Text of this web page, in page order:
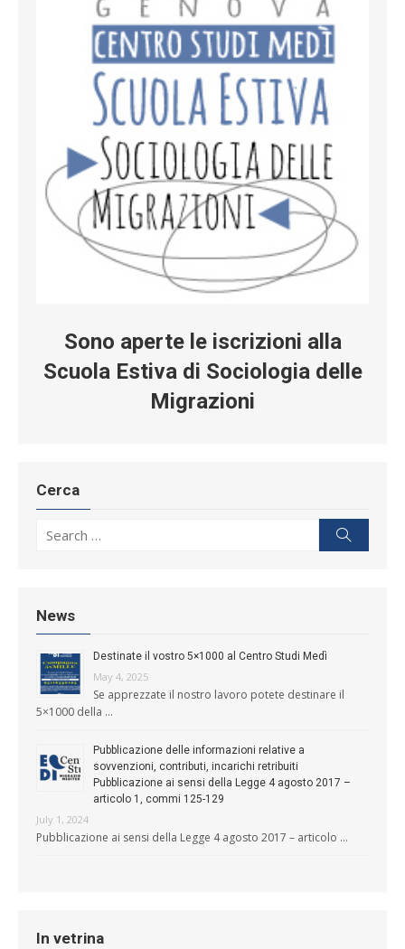
Sono aperte le iscrizioni alla
Scuola Estiva di Sociologia delle
Migrazioni
Cerca
News
Destinate il vostro 5×1000 al Centro Studi Medì
May 4, 2025
Se apprezzate il nostro lavoro potete destinare il
5×1000 della …
Pubblicazione delle informazioni relative a
sovvenzioni, contributi, incarichi retribuiti
Pubblicazione ai sensi della Legge 4 agosto 2017 –
articolo 1, commi 125-129
July 1, 2024
Pubblicazione ai sensi della Legge 4 agosto 2017 – articolo …
In vetrina